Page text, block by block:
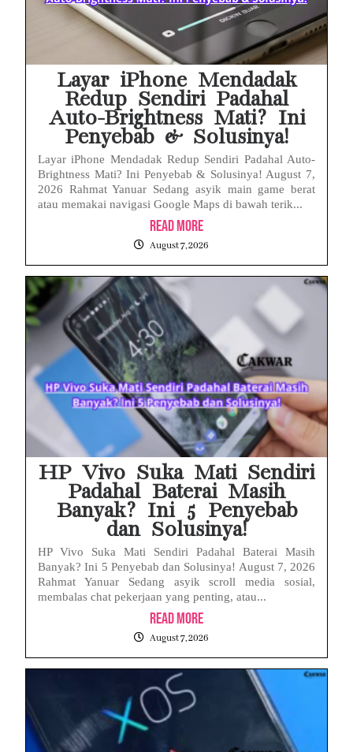
Baterai Apple Watch Cepat Boros? Ini Penyebab dan Cara Mengatasinya
HP Huawei Cepat Panas? Ini Penyebab Utama dan Cara Mengatasinya
Layar iPhone Mendadak
Redup Sendiri Padahal
Auto-Brightness Mati? Ini
Penyebab & Solusinya!
Layar iPhone Mendadak Redup Sendiri Padahal Auto-
Brightness Mati? Ini Penyebab & Solusinya! August 7,
2026 Rahmat Yanuar Sedang asyik main game berat
atau memakai navigasi Google Maps di bawah terik...
Read More
August 7, 2026
HP Vivo Suka Mati Sendiri
Padahal Baterai Masih
Banyak? Ini 5 Penyebab
dan Solusinya!
HP Vivo Suka Mati Sendiri Padahal Baterai Masih
Banyak? Ini 5 Penyebab dan Solusinya! August 7, 2026
Rahmat Yanuar Sedang asyik scroll media sosial,
membalas chat pekerjaan yang penting, atau...
Read More
August 7, 2026